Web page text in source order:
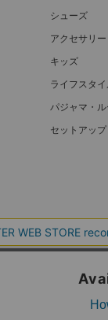
シューズ
アクセサリー
キッズ
ライフスタ
パジャマ・
セットアップ
JAPAN LIMITED ALL